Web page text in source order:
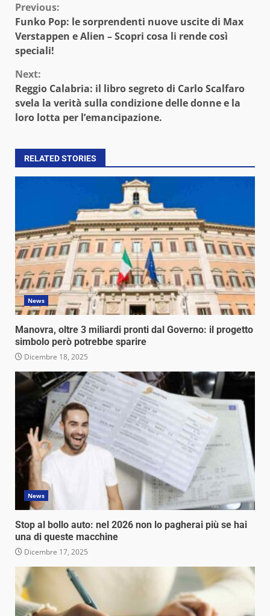
Continue
Reading
Previous:
Funko Pop: le sorprendenti nuove uscite di Max
Verstappen e Alien – Scopri cosa li rende così
speciali!
Next:
Reggio Calabria: il libro segreto di Carlo Scalfaro
svela la verità sulla condizione delle donne e la
loro lotta per l’emancipazione.
RELATED STORIES
News
Manovra, oltre 3 miliardi pronti dal Governo: il progetto
simbolo però potrebbe sparire
Dicembre 18, 2025
News
Stop al bollo auto: nel 2026 non lo pagherai più se hai
una di queste macchine
Dicembre 17, 2025